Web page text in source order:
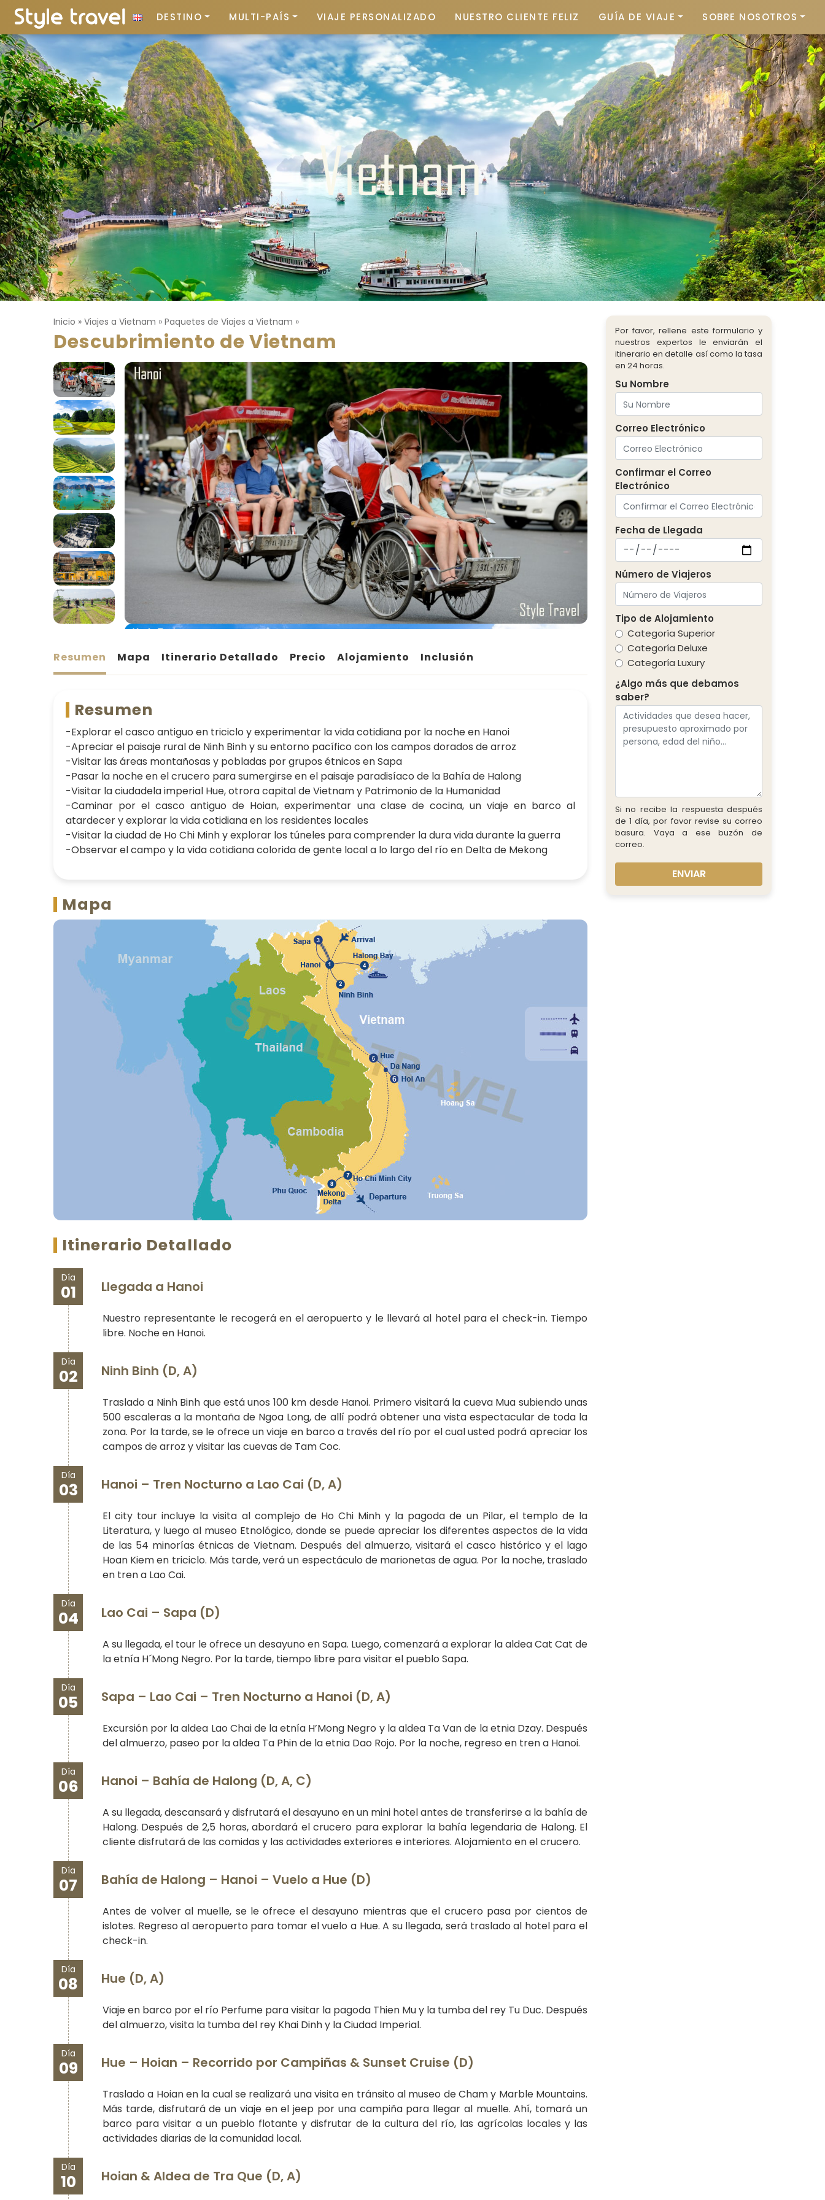
DESTINO MULTI-PAÍS VIAJE PERSONALIZADO NUESTRO CLIENTE FELIZ GUÍA DE VIAJE SOBRE NOSOTROS
Inicio » Viajes a Vietnam » Paquetes de Viajes a Vietnam »
Descubrimiento de Vietnam
Resumen Mapa Itinerario Detallado Precio Alojamiento Inclusión
Resumen
-Explorar el casco antiguo en triciclo y experimentar la vida cotidiana por la noche en Hanoi
-Apreciar el paisaje rural de Ninh Binh y su entorno pacífico con los campos dorados de arroz
-Visitar las áreas montañosas y pobladas por grupos étnicos en Sapa
-Pasar la noche en el crucero para sumergirse en el paisaje paradisíaco de la Bahía de Halong
-Visitar la ciudadela imperial Hue, otrora capital de Vietnam y Patrimonio de la Humanidad
-Caminar por el casco antiguo de Hoian, experimentar una clase de cocina, un viaje en barco al
atardecer y explorar la vida cotidiana en los residentes locales
-Visitar la ciudad de Ho Chi Minh y explorar los túneles para comprender la dura vida durante la guerra
-Observar el campo y la vida cotidiana colorida de gente local a lo largo del río en Delta de Mekong
Mapa
Itinerario Detallado
Día
01 Llegada a Hanoi
Nuestro representante le recogerá en el aeropuerto y le llevará al hotel para el check-in. Tiempo
libre. Noche en Hanoi.
Día
02 Ninh Binh (D, A)
Traslado a Ninh Binh que está unos 100 km desde Hanoi. Primero visitará la cueva Mua subiendo unas
500 escaleras a la montaña de Ngoa Long, de allí podrá obtener una vista espectacular de toda la
zona. Por la tarde, se le ofrece un viaje en barco a través del río por el cual usted podrá apreciar los
campos de arroz y visitar las cuevas de Tam Coc.
Día
03 Hanoi – Tren Nocturno a Lao Cai (D, A)
El city tour incluye la visita al complejo de Ho Chi Minh y la pagoda de un Pilar, el templo de la
Literatura, y luego al museo Etnológico, donde se puede apreciar los diferentes aspectos de la vida
de las 54 minorías étnicas de Vietnam. Después del almuerzo, visitará el casco histórico y el lago
Hoan Kiem en triciclo. Más tarde, verá un espectáculo de marionetas de agua. Por la noche, traslado
en tren a Lao Cai.
Día
04 Lao Cai – Sapa (D)
A su llegada, el tour le ofrece un desayuno en Sapa. Luego, comenzará a explorar la aldea Cat Cat de
la etnía H´Mong Negro. Por la tarde, tiempo libre para visitar el pueblo Sapa.
Día
05 Sapa – Lao Cai – Tren Nocturno a Hanoi (D, A)
Excursión por la aldea Lao Chai de la etnía H’Mong Negro y la aldea Ta Van de la etnia Dzay. Después
del almuerzo, paseo por la aldea Ta Phin de la etnia Dao Rojo. Por la noche, regreso en tren a Hanoi.
Día
06 Hanoi – Bahía de Halong (D, A, C)
A su llegada, descansará y disfrutará el desayuno en un mini hotel antes de transferirse a la bahía de
Halong. Después de 2,5 horas, abordará el crucero para explorar la bahía legendaria de Halong. El
cliente disfrutará de las comidas y las actividades exteriores e interiores. Alojamiento en el crucero.
Día
07 Bahía de Halong – Hanoi – Vuelo a Hue (D)
Antes de volver al muelle, se le ofrece el desayuno mientras que el crucero pasa por cientos de
islotes. Regreso al aeropuerto para tomar el vuelo a Hue.A su llegada, será traslado al hotel para el
check-in.
Día
08 Hue (D, A)
Viaje en barco por el río Perfume para visitar la pagoda Thien Mu y la tumba del rey Tu Duc. Después
del almuerzo, visita la tumba del rey Khai Dinh y la Ciudad Imperial.
Día
09 Hue – Hoian – Recorrido por Campiñas & Sunset Cruise (D)
Traslado a Hoian en la cual se realizará una visita en tránsito al museo de Cham y Marble Mountains.
Más tarde, disfrutará de un viaje en el jeep por una campiña para llegar al muelle. Ahí, tomará un
barco para visitar a un pueblo flotante y disfrutar de la cultura del río, las agrícolas locales y las
actividades diarias de la comunidad local.
Día
10 Hoian & Aldea de Tra Que (D, A)
Por favor, rellene este formulario y
nuestros expertos le enviarán el
itinerario en detalle así como la tasa
en 24 horas.
Su Nombre
Correo Electrónico
Confirmar el Correo
Electrónico
Fecha de Llegada
Número de Viajeros
Tipo de Alojamiento
Categoría Superior
Categoría Deluxe
Categoría Luxury
¿Algo más que debamos
saber?
Si no recibe la respuesta después
de 1 día, por favor revise su correo
basura. Vaya a ese buzón de
correo.
ENVIAR